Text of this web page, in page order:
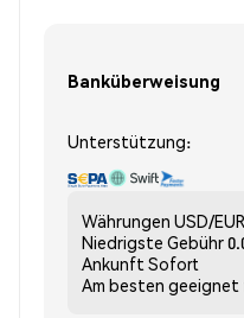
Banküberweisung
Unterstützung:
Währungen USD/
Niedrigste Gebühr
Ankunft Sofort
Am besten geeignet